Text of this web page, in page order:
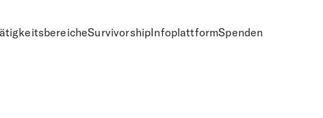
SurvivorshipInfoplattformSpenden